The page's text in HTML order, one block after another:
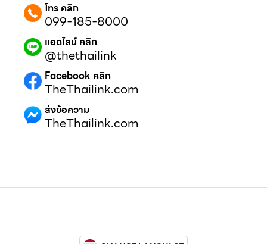
โทร คลิก
099-185-8000
แอดไลน์ คลิก
@thethailink
Facebook คลิก
TheThailink.com
ส่งข้อความ
TheThailink.com